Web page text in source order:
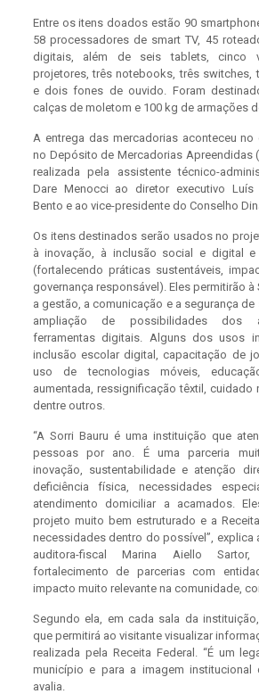
Entre os itens doados estão 90
58 processadores de smart TV, 45
digitais, além de seis tablets, cinco
projetores, três notebooks, três switches,
e dois fones de ouvido. Foram
calças de moletom e 100 kg de armações
A entrega das mercadorias aconteceu
no Depósito de Mercadorias Apreendidas
realizada pela assistente técnico-
Dare Menocci ao diretor executivo Luís
Bento e ao vice-presidente do Conselho
Os itens destinados serão usados no
à inovação, à inclusão social e digital e
(fortalecendo práticas sustentáveis,
governança responsável). Eles permitirão à
a gestão, a comunicação e a segurança
ampliação de possibilidades dos
ferramentas digitais. Alguns dos usos
inclusão escolar digital, capacitação de
uso de tecnologias móveis,
aumentada, ressignificação têxtil, cuidado
dentre outros.
“A Sorri Bauru é uma instituição que
pessoas por ano. É uma parceria
inovação, sustentabilidade e atenção
deficiência física, necessidades
atendimento domiciliar a acamados.
projeto muito bem estruturado e a
necessidades dentro do possível”, explica
auditora-fiscal Marina Aiello
fortalecimento de parcerias com
impacto muito relevante na comunidade,
Segundo ela, em cada sala da
que permitirá ao visitante visualizar
realizada pela Receita Federal. “É um
município e para a imagem institucional
avalia.